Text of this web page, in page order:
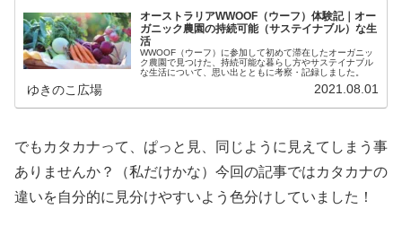
オーストラリアWWOOF（ウーフ）体験記｜オー
ガニック農園の持続可能（サステイナブル）な生
活
WWOOF（ウーフ）に参加して初めて滞在したオーガニッ
ク農園で見つけた、持続可能な暮らし方やサステイナブル
な生活について、思い出とともに考察・記録しました。
ゆきのこ広場 2021.08.01
でもカタカナって、ぱっと見、同じように見えてしまう事
ありませんか？（私だけかな）今回の記事ではカタカナの
違いを自分的に見分けやすいよう色分けしていました！